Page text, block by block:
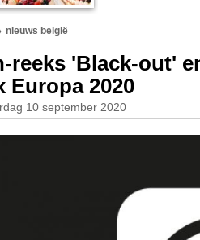
nieuws belgië
reeks 'Black-out'
Europa 2020
10 september 2020